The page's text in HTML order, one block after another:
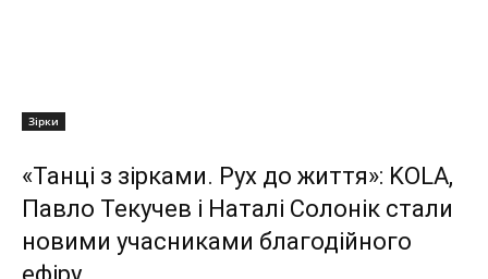
Зірки
«Танці з зірками. Рух до життя»: KOLA,
Павло Текучев і Наталі Солонік стали
новими учасниками благодійного